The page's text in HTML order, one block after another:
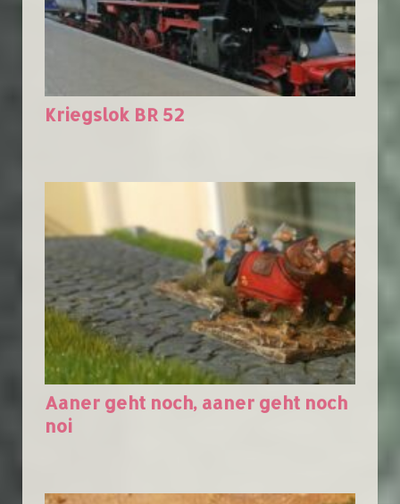
Kriegslok BR 52
Aaner geht noch, aaner geht noch
noi